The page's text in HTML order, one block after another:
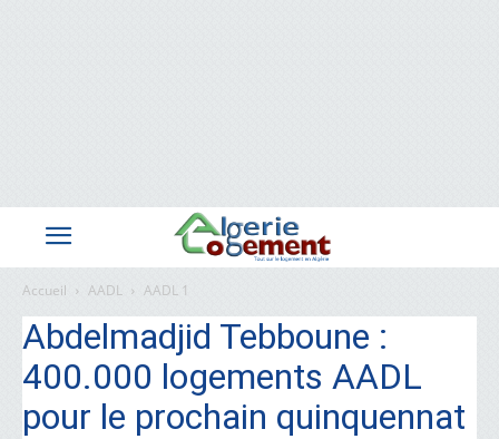
Accueil AADL AADL 1
Abdelmadjid Tebboune :
400.000 logements AADL
pour le prochain quinquennat